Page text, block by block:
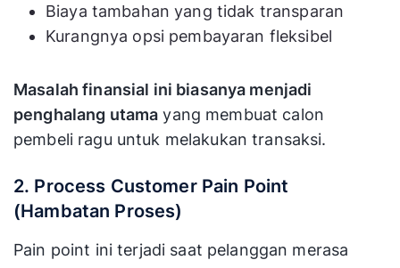
Biaya tambahan yang tidak transparan
Kurangnya opsi pembayaran fleksibel
Masalah finansial ini biasanya menjadi
penghalang utama yang membuat calon
pembeli ragu untuk melakukan transaksi.
2. Process Customer Pain Point
(Hambatan Proses)
Pain point ini terjadi saat pelanggan merasa